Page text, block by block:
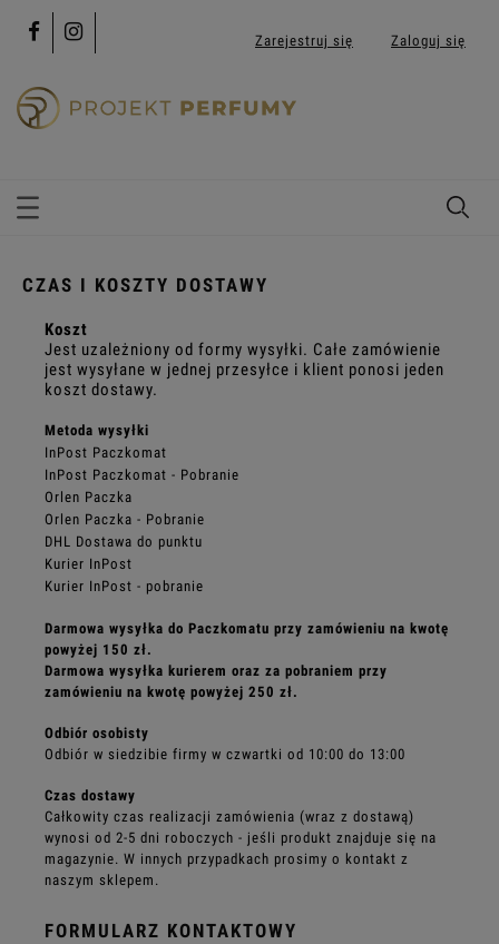
Zarejestruj się Zaloguj się
CZAS I KOSZTY DOSTAWY
Koszt
Jest uzależniony od formy wysyłki. Całe zamówienie
jest wysyłane w jednej przesyłce i klient ponosi jeden
koszt dostawy.
Metoda wysyłki
InPost Paczkomat
InPost Paczkomat - Pobranie
Orlen Paczka
Orlen Paczka - Pobranie
DHL Dostawa do punktu
Kurier InPost
Kurier InPost - pobranie
Darmowa wysyłka do Paczkomatu przy zamówieniu na kwotę
powyżej 150 zł.
Darmowa wysyłka kurierem oraz za pobraniem przy
zamówieniu na kwotę powyżej 250 zł.
Odbiór osobisty
Odbiór w siedzibie firmy w czwartki od 10:00 do 13:00
Czas dostawy
Całkowity czas realizacji zamówienia (wraz z dostawą)
wynosi od 2-5 dni roboczych - jeśli produkt znajduje się na
magazynie. W innych przypadkach prosimy o kontakt z
naszym sklepem.
FORMULARZ KONTAKTOWY